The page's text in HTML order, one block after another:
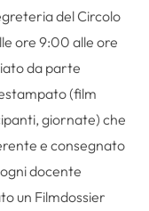
del Circolo
ore 9:00 alle ore
da parte
(film
giornate) che
e consegnato
docente
un Filmdossier